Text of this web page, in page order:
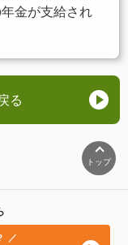
金が支給され
る
トップ
／